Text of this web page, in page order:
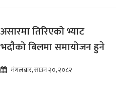
असारमा तिरिएको भ्याट
भदौको बिलमा समायोजन हुने
मंगलबार, साउन २०, २०८२